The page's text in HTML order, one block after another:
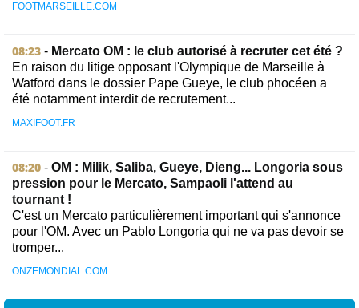
FOOTMARSEILLE.COM
08:23 - Mercato OM : le club autorisé à recruter cet été ?
En raison du litige opposant l'Olympique de Marseille à
Watford dans le dossier Pape Gueye, le club phocéen a
été notamment interdit de recrutement...
MAXIFOOT.FR
08:20 - OM : Milik, Saliba, Gueye, Dieng... Longoria sous
pression pour le Mercato, Sampaoli l'attend au
tournant !
C'est un Mercato particulièrement important qui s'annonce
pour l'OM. Avec un Pablo Longoria qui ne va pas devoir se
tromper...
ONZEMONDIAL.COM